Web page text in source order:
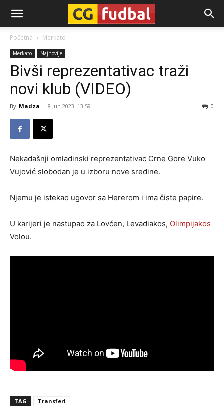
CG-
Fudbal
Početna Merkato
Merkato Najnovije
Bivši reprezentativac traži
novi klub (VIDEO)
By Madza - 8 Jun 2023. 13:59 0
Nekadašnji omladinski reprezentativac Crne Gore Vuko
Vujović slobodan je u izboru nove sredine.
Njemu je istekao ugovor sa Hererom i ima čiste papire.
U karijeri je nastupao za Lovćen, Levadiakos, Olimpijakos
Volou.
TAG Transferi